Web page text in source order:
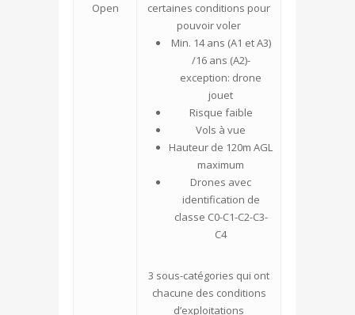
Open
certaines conditions pour
pouvoir voler
Min. 14 ans (A1 et A3)
/16 ans (A2)-
exception: drone
jouet
Risque faible
Vols à vue
Hauteur de 120m AGL
maximum
Drones avec
identification de
classe C0-C1-C2-C3-
C4
3 sous-catégories qui ont
chacune des conditions
d’exploitations